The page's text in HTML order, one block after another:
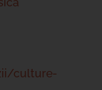
culture-